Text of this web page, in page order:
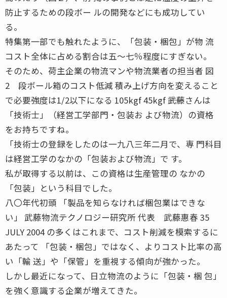
防止するための段ボー ルの開発などにも成功してい
る。
特集第一部でも触れたように、「包装・梱包」が物 流
コスト全体に占める割合は五〜七％程度にすぎない。
そのため、荷主企業の物流マンや物流業者の担当者 図
2 段ボール箱のコスト低減 積み上げ方向を変えること
で必要強度は1/2以下になる 105kgf 45kgf ――武藤さんは
「技術士」（経営工学部門・包装お よび物流）の資格
をお持ちですね。
「技術士の登録をしたのは一九八三年二月で、専 門科目
は経営工学のなかの「包装および物流」で す。
私が取得する以前は、この資格は生産管理の なかの
「包装」という科目でした。
八〇年代初頭 「製品を知らなければ梱包業はできな
い」 武藤物流テクノロジー研究所 代表 武藤惠春 35
JULY 2004 の多くはこれまで、コスト削減を模索するに
あたって 「包装・梱包」ではなく、よりコスト比率の高
い「輸 送」や「保管」を重視する傾向が強かった。
しかし最近になって、日立物流のように「包装・梱 包」
を強く意識する企業が増えてきた。